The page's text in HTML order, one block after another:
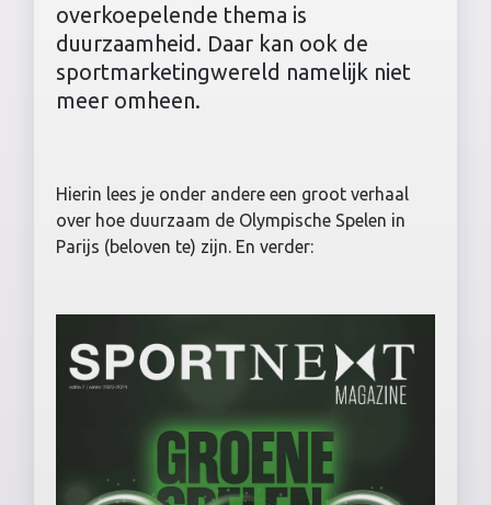
overkoepelende thema is
duurzaamheid. Daar kan ook de
sportmarketingwereld namelijk niet
meer omheen.
Hierin lees je onder andere een groot verhaal
over hoe duurzaam de Olympische Spelen in
Parijs (beloven te) zijn. En verder: